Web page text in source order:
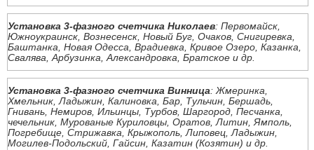
Установка 3-фазного счетчика Николаев: Первомайск,
Южноукраинск, Вознесенск, Новый Буг, Очаков, Снигиревка,
Баштанка, Новая Одесса, Врадиевка, Кривое Озеро, Казанка,
Свалява, Арбузинка, Александровка, Братское и др.
Установка 3-фазного счетчика Винница: Жмеринка,
Хмельник, Ладыжин, Калиновка, Бар, Тульчин, Бершадь,
Гнивань, Немиров, Ильинцы, Турбов, Шаргород, Песчанка,
чечельник, Мурованые Куриловцы, Оратов, Литин, Ямполь,
Погребище, Стрижавка, Крыжополь, Липовец, Ладыжин,
Могилев-Подольский, Гайсин, Казатин (Козятин) и др.